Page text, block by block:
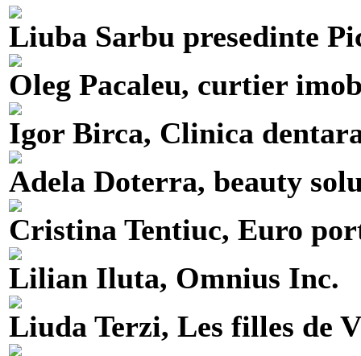
Liuba Sarbu presedinte
Oleg Pacaleu, curtier
Igor Birca, Clinica
Adela Doterra, beauty
Cristina Tentiuc, Euro
Lilian Iluta, Omnius Inc.
Liuda Terzi, Les filles de